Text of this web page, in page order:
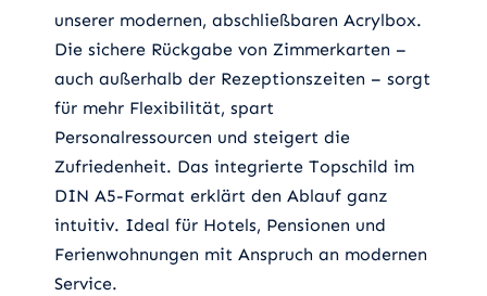
unserer modernen, abschließbaren Acrylbox.
Die sichere Rückgabe von Zimmerkarten –
auch außerhalb der Rezeptionszeiten – sorgt
für mehr Flexibilität, spart
Personalressourcen und steigert die
Zufriedenheit. Das integrierte Topschild im
DIN A5-Format erklärt den Ablauf ganz
intuitiv. Ideal für Hotels, Pensionen und
Ferienwohnungen mit Anspruch an modernen
Service.